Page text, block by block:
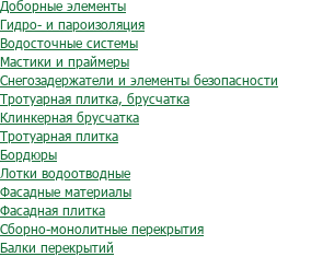
Доборные элементы
Гидро- и пароизоляция
Водосточные системы
Мастики и праймеры
Снегозадержатели и элементы безопасности
Тротуарная плитка, брусчатка
Клинкерная брусчатка
Тротуарная плитка
Бордюры
Лотки водоотводные
Фасадные материалы
Фасадная плитка
Сборно-монолитные перекрытия
Балки перекрытий